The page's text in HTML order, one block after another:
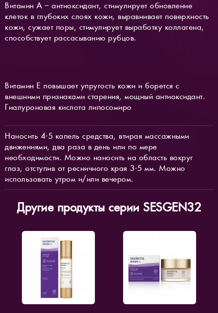
Витамин А – антиоксидант, стимулирует обновление
клеток в глубоких слоях кожи, выравнивает поверхность
кожи, сужает поры, стимулирует выработку коллагена,
способствует рассасыванию рубцов.
Витамин Е повышает упругость кожи и борется с
внешними признаками старения, мощный антиоксидант.
Гиалуроновая кислота липосомиро
Наносить 4-5 капель средства, втирая массажными
движениями, два раза в день или по мере
необходимости. Можно наносить на область вокруг
глаз, отступив от ресничного края 3-5 мм. Можно
использовать утром и/или вечером.
Другие продукты серии SESGEN32